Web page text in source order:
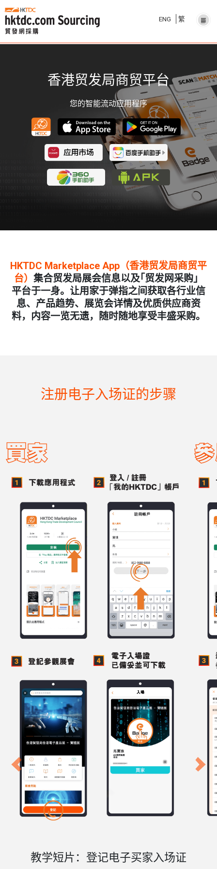
ENG 繁
香港贸发局商贸平台
您的智能流动应用程序
HKTDC Marketplace App（香港贸发局商贸平
台） 集合贸发局展会信息以及｢贸发网采购」
平台于一身。让用家于弹指之间获取各行业信
息、产品趋势、展览会详情及优质供应商资
料，内容一览无遗，随时随地享受丰盛采购。
注册电子入场证的步骤
教学短片：登记电子买家入场证
Previous Next